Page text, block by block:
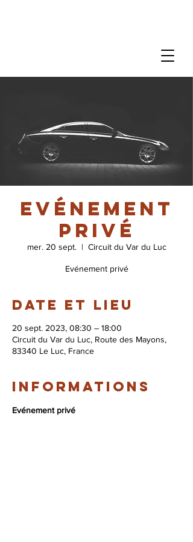
Evénement
privé
mer. 20 sept.
  |
Circuit du Var du Luc
Evénement privé
Date et lieu
20 sept. 2023, 08:30 – 18:00
Circuit du Var du Luc, Route des Mayons,
83340 Le Luc, France
Informations
Evénement privé